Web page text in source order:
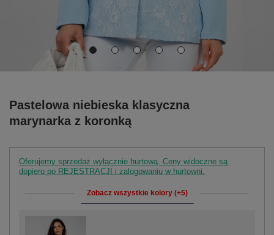
Pastelowa niebieska klasyczna
marynarka z koronką
Oferujemy sprzedaż wyłącznie hurtową. Ceny widoczne są
dopiero po REJESTRACJI i zalogowaniu w hurtowni.
Zobacz wszystkie kolory (+5)